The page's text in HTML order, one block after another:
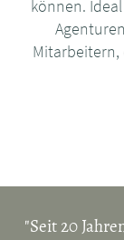
können.
Mitarbeitern,
"Seit 20